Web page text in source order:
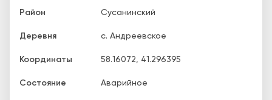
Район Сусанинский
Деревня с. Андреевское
Координаты 58.16072, 41.296395
Состояние Аварийное